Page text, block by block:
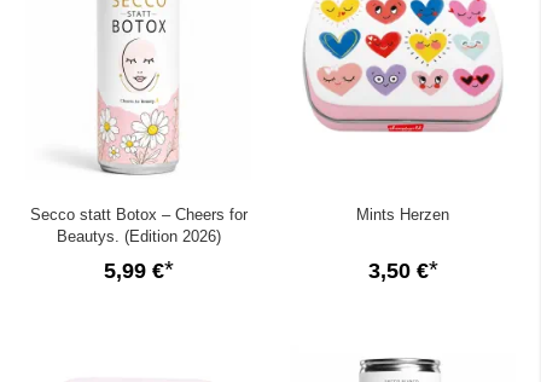
Secco statt Botox – Cheers for
Beautys. (Edition 2026)
5,99 €
Mints Herzen
3,50 €